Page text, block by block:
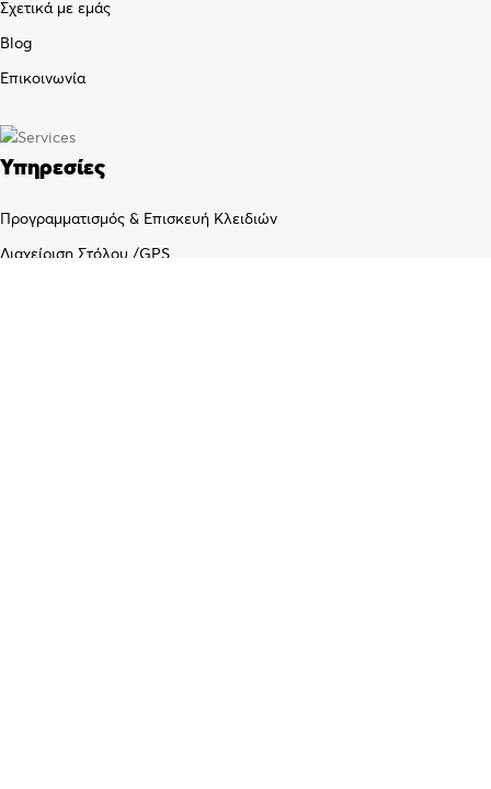
Σχετικά με εμάς
Blog
Επικοινωνία
Υπηρεσίες
Προγραμματισμός & Επισκευή Κλειδιών
Διαχείριση Στόλου /GPS